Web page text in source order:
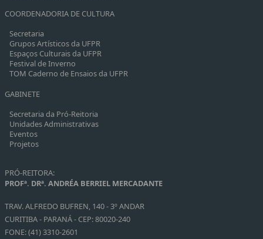
COORDENADORIA DE CULTURA
Secretaria
Grupos Artísticos da UFPR
Espaços Culturais da UFPR
Festival de Inverno
TOM Caderno de Ensaios da UFPR
GABINETE
Secretaria da Pró-Reitoria
Unidades Administrativas
Eventos
Projetos
PRÓ-REITORA:
PROFª. DRª. ANDRÉA BERRIEL MERCADANTE
TRAV. ALFREDO BUFREN, 140 - 3º ANDAR
CURITIBA - PARANÁ - CEP: 80020-240
FONE: (41) 3310-2601